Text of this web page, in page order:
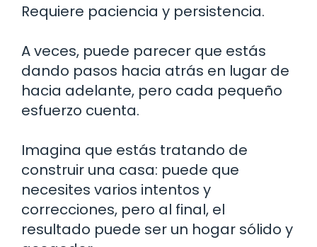
Requiere paciencia y persistencia.
A veces, puede parecer que estás
dando pasos hacia atrás en lugar de
hacia adelante, pero cada pequeño
esfuerzo cuenta.
Imagina que estás tratando de
construir una casa: puede que
necesites varios intentos y
correcciones, pero al final, el
resultado puede ser un hogar sólido y